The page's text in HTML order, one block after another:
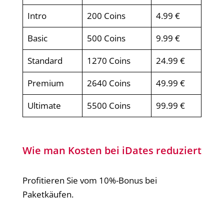
Intro
200 Coins
4.99 €
Basic
500 Coins
9.99 €
Standard
1270 Coins
24.99 €
Premium
2640 Coins
49.99 €
Ultimate
5500 Coins 99.99 €
Wie man Kosten bei iDates reduziert
Profitieren Sie vom 10%-Bonus bei
Paketkäufen.